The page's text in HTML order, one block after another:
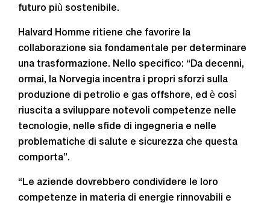
futuro più sostenibile.
Halvard Homme ritiene che favorire la
collaborazione sia fondamentale per determinare
una trasformazione. Nello specifico: “Da decenni,
ormai, la Norvegia incentra i propri sforzi sulla
produzione di petrolio e gas offshore, ed è così
riuscita a sviluppare notevoli competenze nelle
tecnologie, nelle sfide di ingegneria e nelle
problematiche di salute e sicurezza che questa
comporta”.
“Le aziende dovrebbero condividere le loro
competenze in materia di energie rinnovabili e